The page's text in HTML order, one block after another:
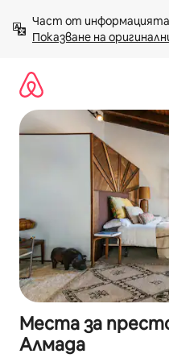
към
съдържанието
Показване на
Места за
Алмада